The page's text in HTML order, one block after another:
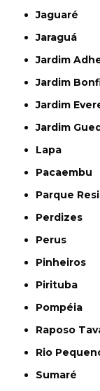
Jaguaré
Jaraguá
Jardim
Jardim
Jardim
Jardim
Lapa
Pacaembu
Parque
Perdizes
Perus
Pinheiros
Pirituba
Pompéia
Raposo
Rio
Sumaré